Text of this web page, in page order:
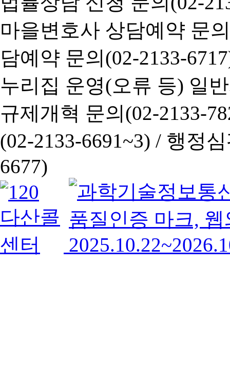
마을변호사 상담예약 문
담예약 문의(02-2133-
누리집 운영(오류 등) 일
규제개혁 문의(02-2133-
(02-2133-6691~3) / 행정심
6677)